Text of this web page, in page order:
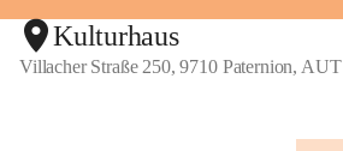
Kulturhaus
Villacher Straße 250, 9710 Paternion, AUT